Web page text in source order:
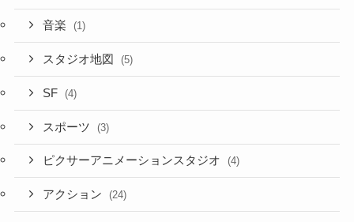
音楽 (1)
スタジオ地図 (5)
SF (4)
スポーツ (3)
ピクサーアニメーションスタジオ (4)
アクション (24)